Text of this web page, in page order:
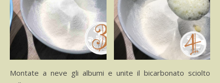
Montate a neve gli albumi e unite il bicarbonato sciolto